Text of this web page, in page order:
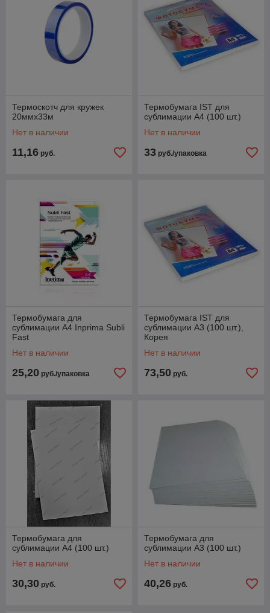
Термоскотч для кружек
20ммх33м
Нет в наличии
11,16 руб.
Термобумага IST для
сублимации A4 (100 шт.)
Нет в наличии
33 руб./упаковка
Термобумага для
сублимации A4 Inprima Subli
Fast
Нет в наличии
25,20 руб./упаковка
Термобумага IST для
сублимации A3 (100 шт.),
Корея
Нет в наличии
73,50 руб.
Термобумага для
сублимации A4 (100 шт.)
Нет в наличии
30,30 руб.
Термобумага для
сублимации A3 (100 шт.)
Нет в наличии
40,26 руб.